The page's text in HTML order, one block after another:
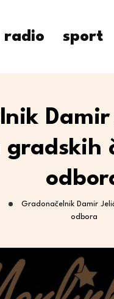
radio sport
gradskih
Gradonačelnik Damir
odbora